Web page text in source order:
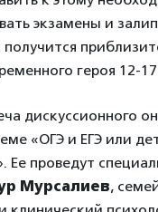
экзамены и
получится
героя 12-
дискуссионного
«ОГЭ и ЕГЭ или
Ее проведут
Мурсалиев,